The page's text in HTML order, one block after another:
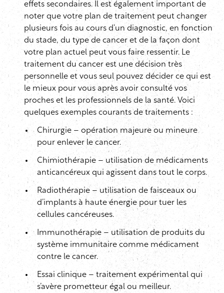
effets secondaires. Il est également important de
noter que votre plan de traitement peut changer
plusieurs fois au cours d’un diagnostic, en fonction
du stade, du type de cancer et de la façon dont
votre plan actuel peut vous faire ressentir. Le
traitement du cancer est une décision très
personnelle et vous seul pouvez décider ce qui est
le mieux pour vous après avoir consulté vos
proches et les professionnels de la santé. Voici
quelques exemples courants de traitements :
Chirurgie – opération majeure ou mineure
pour enlever le cancer.
Chimiothérapie – utilisation de médicaments
anticancéreux qui agissent dans tout le corps.
Radiothérapie – utilisation de faisceaux ou
d’implants à haute énergie pour tuer les
cellules cancéreuses.
Immunothérapie – utilisation de produits du
système immunitaire comme médicament
contre le cancer.
Essai clinique – traitement expérimental qui
s’avère prometteur égal ou meilleur.